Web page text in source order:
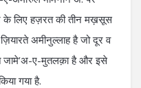
के लिए हज़रत की तीन मख़सूस
अमीनुल्लाह है जो दूर व
जामे’अ-ए-मुतलक़ा है और इसे
गया है.